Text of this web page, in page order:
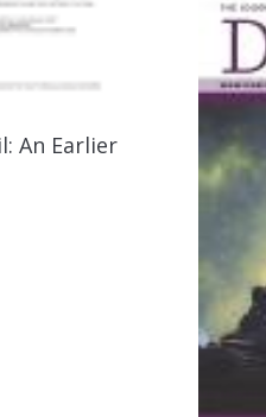
An Earlier